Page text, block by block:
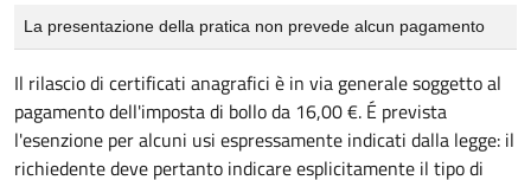
La presentazione della pratica non prevede alcun pagamento
Il rilascio di certificati anagrafici è in via generale soggetto al
pagamento dell'imposta di bollo da 16,00 €. É prevista
l'esenzione per alcuni usi espressamente indicati dalla legge: il
richiedente deve pertanto indicare esplicitamente il tipo di